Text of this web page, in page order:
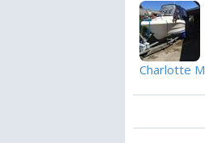
Charlotte M